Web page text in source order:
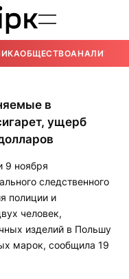
ОБЩЕСТВОАНАЛИТИКА
в
ущерб
9 ноября
следственного
полиции и
человек,
изделий в Польшу
марок, сообщила 19